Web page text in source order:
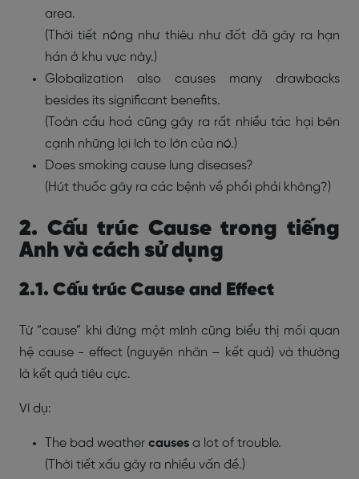
area.
(Thời tiết nóng như thiêu như đốt đã gây ra hạn
hán ở khu vực này.)
Globalization also causes many drawbacks
besides its significant benefits.
(Toàn cầu hoá cũng gây ra rất nhiều tác hại bên
cạnh những lợi ích to lớn của nó.)
Does smoking cause lung diseases?
(Hút thuốc gây ra các bệnh về phổi phải không?)
2. Cấu trúc Cause trong tiếng
Anh và cách sử dụng
2.1. Cấu trúc Cause and Effect
Từ “cause” khi đứng một mình cũng biểu thị mối quan
hệ cause - effect (nguyên nhân – kết quả) và thường
là kết quả tiêu cực.
Ví dụ:
The bad weather causes a lot of trouble.
(Thời tiết xấu gây ra nhiều vấn đề.)